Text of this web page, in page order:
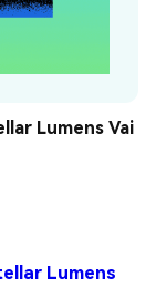
Lumens Vai
Lumens